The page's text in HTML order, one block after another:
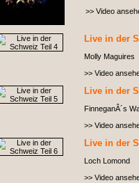
>> Video
Live in der
Molly Maguires
>> Video
Live in der
FinneganÂ´s
>> Video
Live in der
Loch Lomond
>> Video